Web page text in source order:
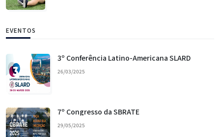
EVENTOS
3º Conferência Latino-Americana SLARD
26/03/2025
7º Congresso da SBRATE
29/05/2025